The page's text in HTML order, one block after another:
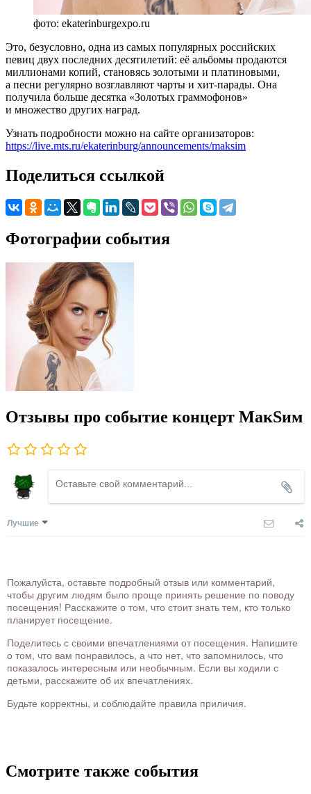
фото: ekaterinburgexpo.ru
Это, безусловно, одна из самых популярных российских
певиц двух последних десятилетий: её альбомы продаются
миллионами копий, становясь золотыми и платиновыми,
а песни регулярно возглавляют чарты и хит-парады. Она
получила больше десятка «Золотых граммофонов»
и множество других наград.
Узнать подробности можно на сайте организаторов:
https://live.mts.ru/ekaterinburg/announcements/maksim
Поделиться ссылкой
Фотографии события
Отзывы про событие концерт МакSим
Лучшие
Пожалуйста, оставьте подробный отзыв или комментарий,
чтобы другим людям было проще принять решение по поводу
посещения! Расскажите о том, что стоит знать тем, кто только
планирует посещение.
Поделитесь с своими впечатлениями от посещения. Напишите
о том, что вам понравилось, а что нет, что запомнилось, что
показалось интересным или необычным. Если вы ходили с
детьми, расскажите об их впечатлениях.
Будьте корректны, и соблюдайте правила приличия.
Смотрите также события